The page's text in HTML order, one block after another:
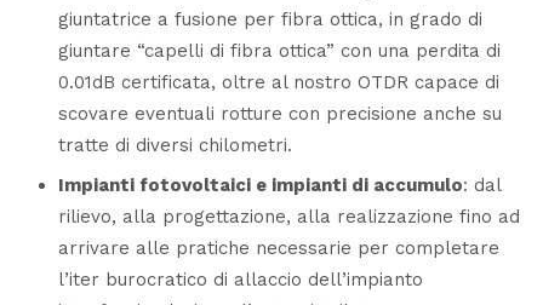
giuntatrice a fusione per fibra ottica, in grado di
giuntare “capelli di fibra ottica” con una perdita di
0.01dB certificata, oltre al nostro OTDR capace di
scovare eventuali rotture con precisione anche su
tratte di diversi chilometri.
Impianti fotovoltaici e impianti di accumulo: dal
rilievo, alla progettazione, alla realizzazione fino ad
arrivare alle pratiche necessarie per completare
l’iter burocratico di allaccio dell’impianto